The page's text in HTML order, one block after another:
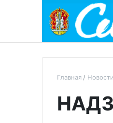
Главная Новости